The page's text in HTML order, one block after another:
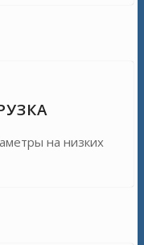
на низких